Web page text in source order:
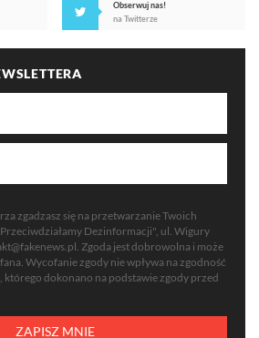
Obserwuj nas!
na Twitterze
zgadzasz się na przetwarzanie Twoich
Dezinformacji", ul. Wigury
. Zgoda jest dobrowolna i może
Wycofanie zgody nie wpływa na zgodność
którego dokonano na podstawie zgody przed